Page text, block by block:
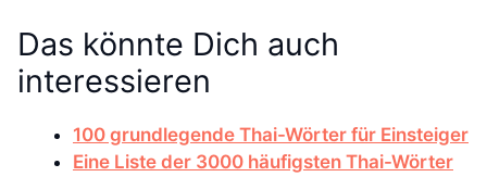
Das könnte Dich auch
interessieren
100 grundlegende Thai-Wörter für Einsteiger
Eine Liste der 3000 häufigsten Thai-Wörter